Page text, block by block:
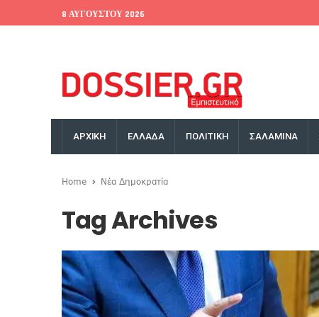
8 ΑΥΓΟΎΣΤΟΥ 2026
ΑΡΧΙΚΗ ΕΛΛΑΔΑ ΠΟΛΙΤΙΚΗ ΣΑΛΑΜΙΝΑ
Home Νέα Δημοκρατία
Tag Archives